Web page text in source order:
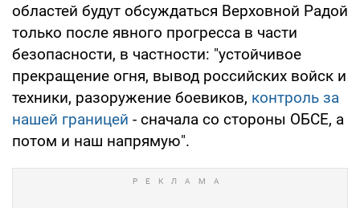
областей будут обсуждаться Верховной Радой
только после явного прогресса в части
безопасности, в частности: "устойчивое
прекращение огня, вывод российских войск и
техники, разоружение боевиков, контроль за
нашей границей - сначала со стороны ОБСЕ, а
потом и наш напрямую".